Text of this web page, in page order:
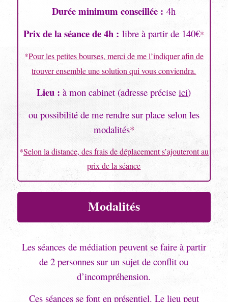
Durée minimum conseillée : 4h
Prix de la séance de 4h : libre à partir de 140€*
*Pour les petites bourses, merci de me l’indiquer afin de
trouver ensemble une solution qui vous conviendra.
Lieu :à mon cabinet (adresse préciseici)
ou possibilité de me rendre sur place selon les
modalités*
*Selon la distance, des frais de déplacement s’ajouteront au
prix de la séance
Modalités
Les séances de médiation peuvent se faire à partir
de 2 personnes sur un sujet de conflit ou
d’incompréhension.
Ces séances se font en présentiel. Le lieu peut